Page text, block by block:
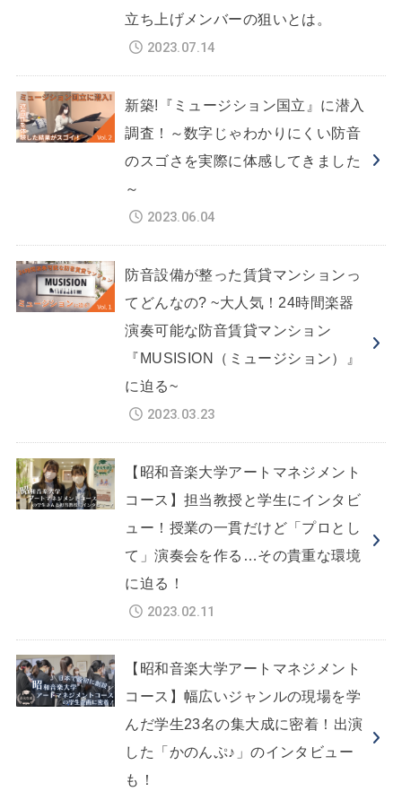
立ち上げメンバーの狙いとは。
2023.07.14
新築!『ミュージション国立』に潜入
調査！～数字じゃわかりにくい防音
のスゴさを実際に体感してきました
～
2023.06.04
防音設備が整った賃貸マンションっ
てどんなの? ~大人気！24時間楽器
演奏可能な防音賃貸マンション
『MUSISION（ミュージション）』
に迫る~
2023.03.23
【昭和音楽大学アートマネジメント
コース】担当教授と学生にインタビ
ュー！授業の一貫だけど「プロとし
て」演奏会を作る…その貴重な環境
に迫る！
2023.02.11
【昭和音楽大学アートマネジメント
コース】幅広いジャンルの現場を学
んだ学生23名の集大成に密着！出演
した「かのんぷ♪」のインタビュー
も！